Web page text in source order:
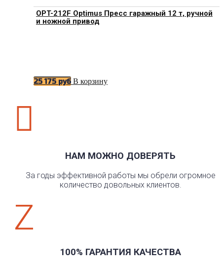
OPT-212F Optimus Пресс гаражный 12 т, ручной
и ножной привод
25 175 руб В корзину

НАМ МОЖНО ДОВЕРЯТЬ
За годы эффективной работы мы обрели огромное
количество довольных клиентов.
Z
100% ГАРАНТИЯ КАЧЕСТВА